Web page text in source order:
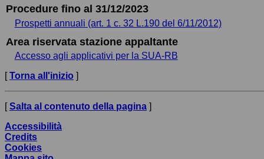
Procedure fino al 31/12/2023
Prospetti annuali (art. 1 c. 32 L.190 del 6/11/2012)
Area riservata stazione appaltante
Accesso agli applicativi per la SUA-RB
Torna all'inizio
Salta al contenuto della pagina
Accessibilità
Credits
Cookies